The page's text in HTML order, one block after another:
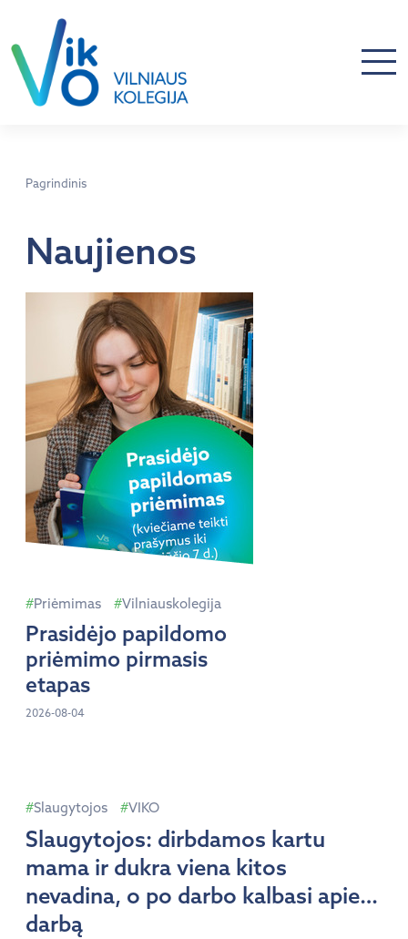
Pagrindinis
Naujienos
Priėmimas Vilniauskolegija
Prasidėjo papildomo
priėmimo pirmasis
etapas
2026-08-04
Slaugytojos VIKO
Slaugytojos: dirbdamos kartu
mama ir dukra viena kitos
nevadina, o po darbo kalbasi apie…
darbą